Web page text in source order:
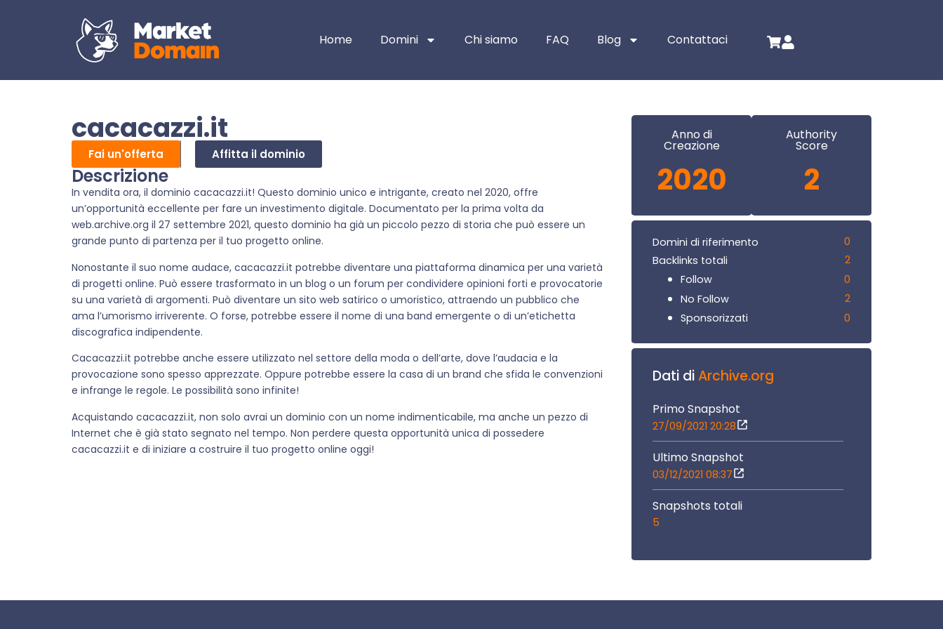
Home Domini Chi siamo FAQ Blog Contattaci
cacacazzi.it
Fai un'offerta Affitta il dominio
Descrizione
In vendita ora, il dominio cacacazzi.it! Questo dominio unico e intrigante, creato nel 2020, offre
un’opportunità eccellente per fare un investimento digitale. Documentato per la prima volta da
web.archive.org il 27 settembre 2021, questo dominio ha già un piccolo pezzo di storia che può essere un
grande punto di partenza per il tuo progetto online.
Nonostante il suo nome audace, cacacazzi.it potrebbe diventare una piattaforma dinamica per una varietà
di progetti online. Può essere trasformato in un blog o un forum per condividere opinioni forti e provocatorie
su una varietà di argomenti. Può diventare un sito web satirico o umoristico, attraendo un pubblico che
ama l’umorismo irriverente. O forse, potrebbe essere il nome di una band emergente o di un’etichetta
discografica indipendente.
Cacacazzi.it potrebbe anche essere utilizzato nel settore della moda o dell’arte, dove l’audacia e la
provocazione sono spesso apprezzate. Oppure potrebbe essere la casa di un brand che sfida le convenzioni
e infrange le regole. Le possibilità sono infinite!
Acquistando cacacazzi.it, non solo avrai un dominio con un nome indimenticabile, ma anche un pezzo di
Internet che è già stato segnato nel tempo. Non perdere questa opportunità unica di possedere
cacacazzi.it e di iniziare a costruire il tuo progetto online oggi!
Anno di
Creazione
2020
Authority
Score
2
Domini di riferimento
0
Backlinks totali
2
Follow
0
No Follow
2
Sponsorizzati
0
Dati diArchive.org
Primo Snapshot
27/09/2021 20:28
Ultimo Snapshot
03/12/2021 08:37
Snapshots totali
5